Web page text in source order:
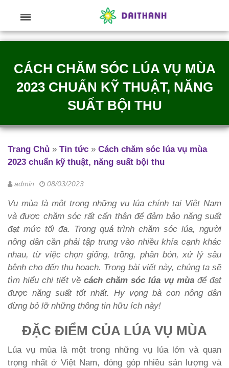
CÁCH CHĂM SÓC LÚA VỤ MÙA
2023 CHUẨN KỸ THUẬT, NĂNG
SUẤT BỘI THU
Trang Chủ » Tin tức » Cách chăm sóc lúa vụ mùa
2023 chuẩn kỹ thuật, năng suất bội thu
admin 08/03/2023
Vụ mùa là một trong những vụ lúa chính tại Việt Nam
và được chăm sóc rất cẩn thận để đảm bảo năng suất
đạt mức tối đa. Trong quá trình chăm sóc lúa, người
nông dân cần phải tập trung vào nhiều khía cạnh khác
nhau, từ việc chọn giống, trồng, phân bón, xử lý sâu
bệnh cho đến thu hoạch. Trong bài viết này, chúng ta sẽ
tìm hiểu chi tiết về cách chăm sóc lúa vụ mùađể đạt
được năng suất tốt nhất. Hy vọng bà con nông dân
đừng bỏ lỡ những thông tin hữu ích này!
ĐẶC ĐIỂM CỦA LÚA VỤ MÙA
Lúa vụ mùa là một trong những vụ lúa lớn và quan
trọng nhất ở Việt Nam, đóng góp nhiều sản lượng và